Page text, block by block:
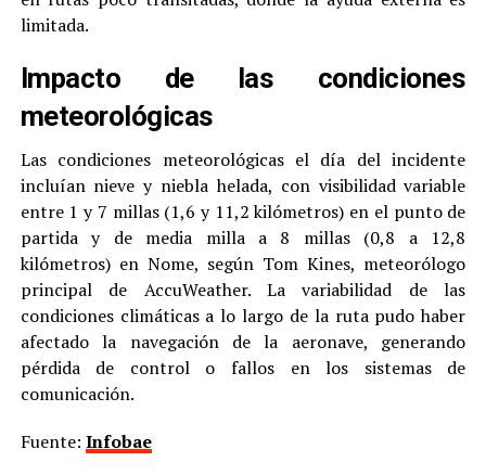
limitada.
Impacto de las condiciones
meteorológicas
Las condiciones meteorológicas el día del incidente
incluían nieve y niebla helada, con visibilidad variable
entre 1 y 7 millas (1,6 y 11,2 kilómetros) en el punto de
partida y de media milla a 8 millas (0,8 a 12,8
kilómetros) en Nome, según Tom Kines, meteorólogo
principal de AccuWeather. La variabilidad de las
condiciones climáticas a lo largo de la ruta pudo haber
afectado la navegación de la aeronave, generando
pérdida de control o fallos en los sistemas de
comunicación.
Fuente: Infobae